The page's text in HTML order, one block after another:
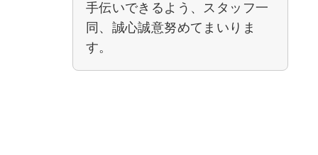
手伝いできるよう、スタッフ一
同、誠心誠意努めてまいりま
す。